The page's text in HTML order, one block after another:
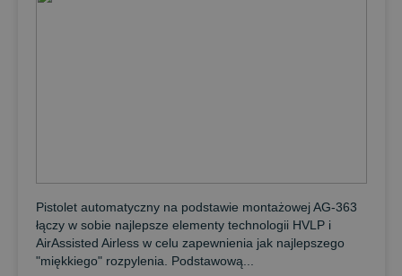
Pistolet automatyczny na podstawie montażowej AG-363
łączy w sobie najlepsze elementy technologii HVLP i
AirAssisted Airless w celu zapewnienia jak najlepszego
"miękkiego" rozpylenia. Podstawową...